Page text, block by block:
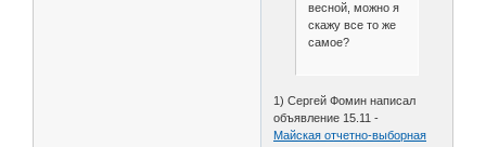
весной, можно я
скажу все то же
самое?
1) Сергей Фомин написал
объявление 15.11 -
Майская отчетно-выборная